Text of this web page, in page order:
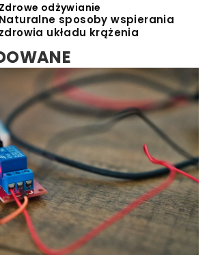
Zdrowe odżywianie
Naturalne sposoby wspierania
zdrowia układu krążenia